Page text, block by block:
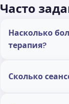
Часто
Насколько
терапия?
Сколько